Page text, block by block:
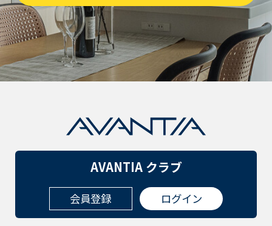
AVANTIA クラブ
会員登録 ログイン